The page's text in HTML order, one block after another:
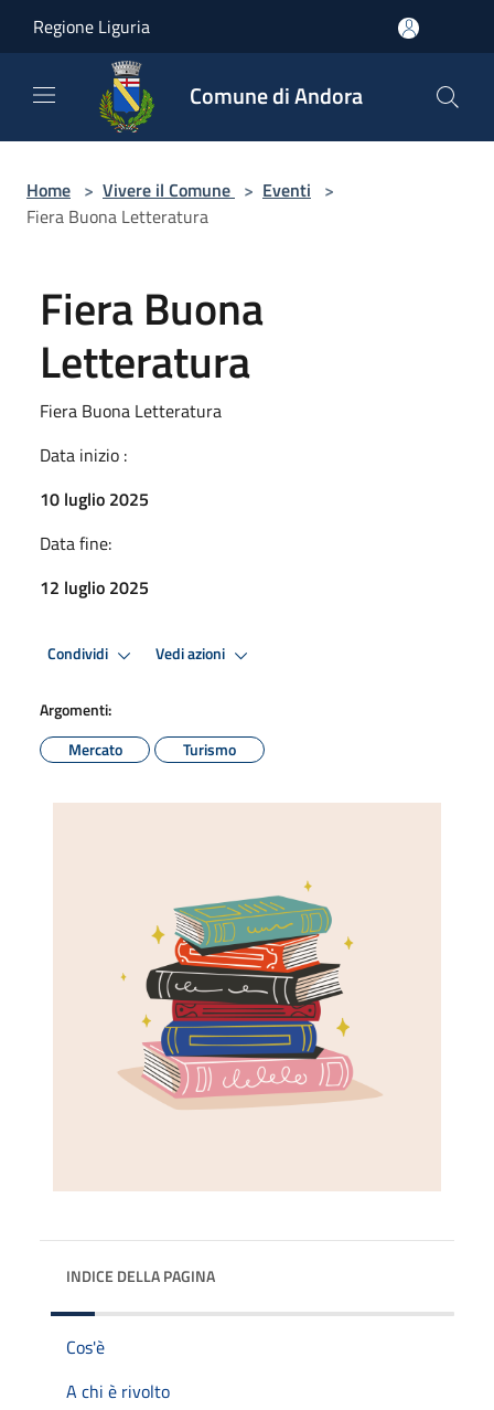
Regione Liguria
Comune di Andora
Home > Vivere il Comune > Eventi >
Fiera Buona Letteratura
Fiera Buona
Letteratura
Fiera Buona Letteratura
Data inizio :
10 luglio 2025
Data fine:
12 luglio 2025
Condividi Vedi azioni
Argomenti:
Mercato
Turismo
INDICE DELLA PAGINA
Cos'è
A chi è rivolto